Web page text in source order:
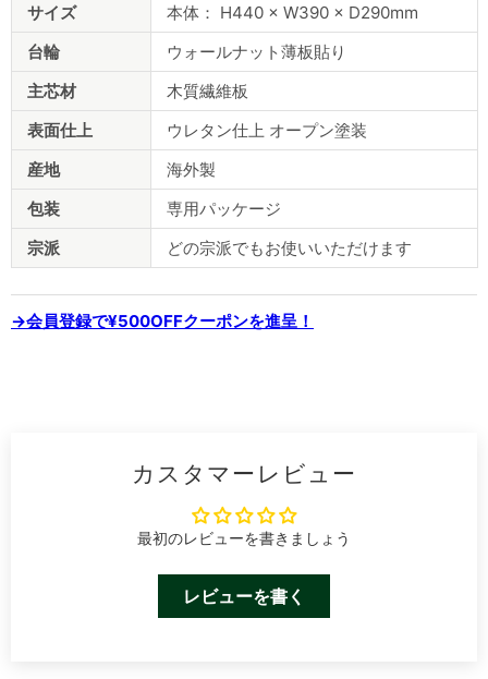
サイズ
本体： H440 × W390 × D290mm
台輪
ウォールナット薄板貼り
主芯材
木質繊維板
表面仕上
ウレタン仕上 オープン塗装
産地
海外製
包装
専用パッケージ
宗派
どの宗派でもお使いいただけます
→会員登録で¥500OFFクーポンを進呈！
カスタマーレビュー
最初のレビューを書きましょう
レビューを書く